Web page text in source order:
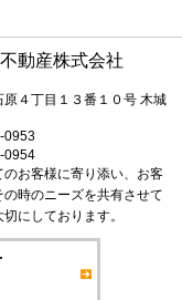
動産株式会社
４丁目１３番１０号 木城
0953
0954
のお客様に寄り添い、お客
時のニーズを共有させて
にしております。